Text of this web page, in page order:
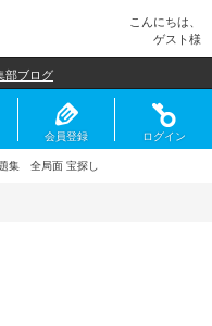
こんにちは、
ゲスト様
部ブログ
会員登録 ログイン
集 全局面 宝探し